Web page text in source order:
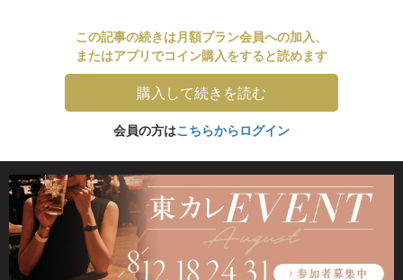
この記事の続きは月額プラン会員への加入、
またはアプリでコイン購入をすると読めます
購入して続きを読む
会員の方はこちらからログイン